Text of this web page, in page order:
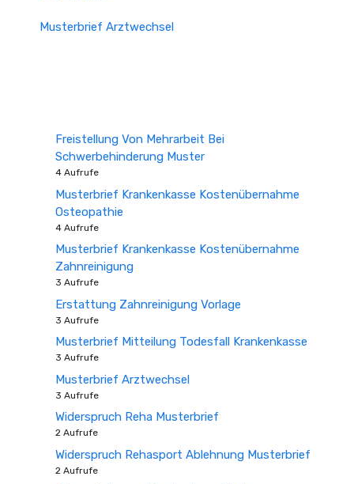
Musterbrief Arztwechsel
Freistellung Von Mehrarbeit Bei
Schwerbehinderung Muster
4 Aufrufe
Musterbrief Krankenkasse Kostenübernahme
Osteopathie
4 Aufrufe
Musterbrief Krankenkasse Kostenübernahme
Zahnreinigung
3 Aufrufe
Erstattung Zahnreinigung Vorlage
3 Aufrufe
Musterbrief Mitteilung Todesfall Krankenkasse
3 Aufrufe
Musterbrief Arztwechsel
3 Aufrufe
Widerspruch Reha Musterbrief
2 Aufrufe
Widerspruch Rehasport Ablehnung Musterbrief
2 Aufrufe